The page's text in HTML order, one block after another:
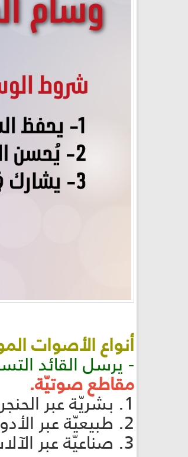
أنواع الأصوات
- يرسل القائد
مقاطع صوتيّة.
1. بشريّة عبر الحنجرة.
2. طبيعيّة عبر الأدوات أو الآلات الموسيقيّة.
3. صناعيّة عبر الآلات الموسيقيّة الكهربائيّة.